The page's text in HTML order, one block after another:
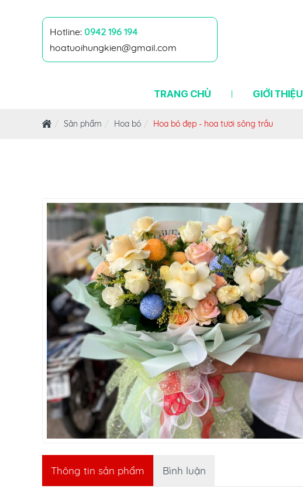
Hotline: 0942 196 194
hoatuoihungkien@gmail.com
TRANG CHỦ GIỚI THIỆU
Sản phẩm Hoa bó Hoa bó đẹp - hoa tươi sông trầu
Thông tin sản phẩm Bình luận